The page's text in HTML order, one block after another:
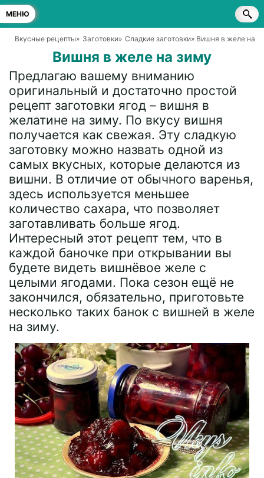
МЕНЮ
Вкусные рецепты» Заготовки» Сладкие заготовки» Вишня в желе на
Вишня в желе на зиму
Предлагаю вашему вниманию
оригинальный и достаточно простой
рецепт заготовки ягод – вишня в
желатине на зиму. По вкусу вишня
получается как свежая. Эту сладкую
заготовку можно назвать одной из
самых вкусных, которые делаются из
вишни. В отличие от обычного варенья,
здесь используется меньшее
количество сахара, что позволяет
заготавливать больше ягод.
Интересный этот рецепт тем, что в
каждой баночке при открывании вы
будете видеть вишнёвое желе с
целыми ягодами. Пока сезон ещё не
закончился, обязательно, приготовьте
несколько таких банок с вишней в желе
на зиму.